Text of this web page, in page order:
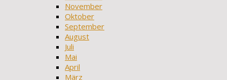
November
Oktober
September
August
Juli
Mai
April
März